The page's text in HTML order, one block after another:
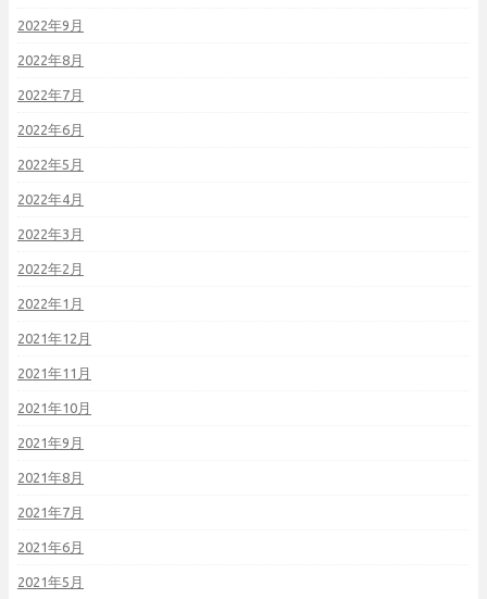
2022年9月
2022年8月
2022年7月
2022年6月
2022年5月
2022年4月
2022年3月
2022年2月
2022年1月
2021年12月
2021年11月
2021年10月
2021年9月
2021年8月
2021年7月
2021年6月
2021年5月